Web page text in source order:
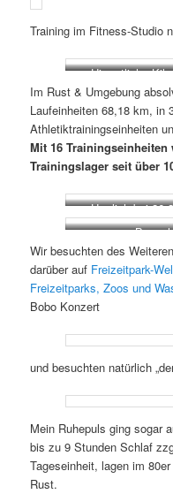
Training im Fitness-Studio
Hier etliche
Im Rust & Umgebung
Laufeinheiten 68,18 km, in
Athletiktrainingseinheiten
Mit 16
Trainingslager seit über
Herrlich bei 26-
Wir besuchten des
darüber auf Freizeitpark-
Freizeitparks, Zoos und
Bobo Konzert
und besuchten natürlich
Mein Ruhepuls ging sogar
bis zu 9 Stunden Schlaf
Tageseinheit, lagen im
Rust.